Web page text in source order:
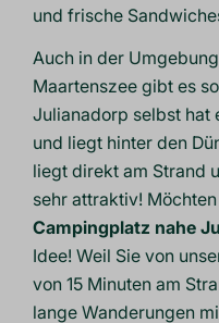
und frische
Auch in der
Maartenszee gibt es
Julianadorp selbst hat
und liegt hinter den
liegt direkt am Strand
sehr attraktiv!
Campingplatz nahe
Idee! Weil Sie von
von 15 Minuten am
lange Wanderungen